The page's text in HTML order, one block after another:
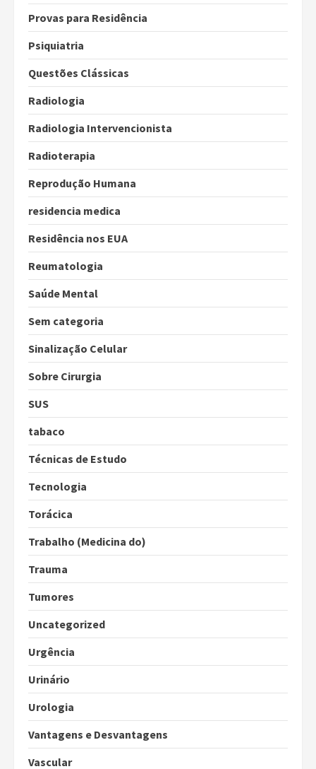
Provas para Residência
Psiquiatria
Questões Clássicas
Radiologia
Radiologia Intervencionista
Radioterapia
Reprodução Humana
residencia medica
Residência nos EUA
Reumatologia
Saúde Mental
Sem categoria
Sinalização Celular
Sobre Cirurgia
SUS
tabaco
Técnicas de Estudo
Tecnologia
Torácica
Trabalho (Medicina do)
Trauma
Tumores
Uncategorized
Urgência
Urinário
Urologia
Vantagens e Desvantagens
Vascular